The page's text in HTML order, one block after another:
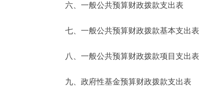
ENGLISH
六、一般公共预算财政拨款支出表
七、一般公共预算财政拨款基本支出表
八、一般公共预算财政拨款项目支出表
九、政府性基金预算财政拨款支出表